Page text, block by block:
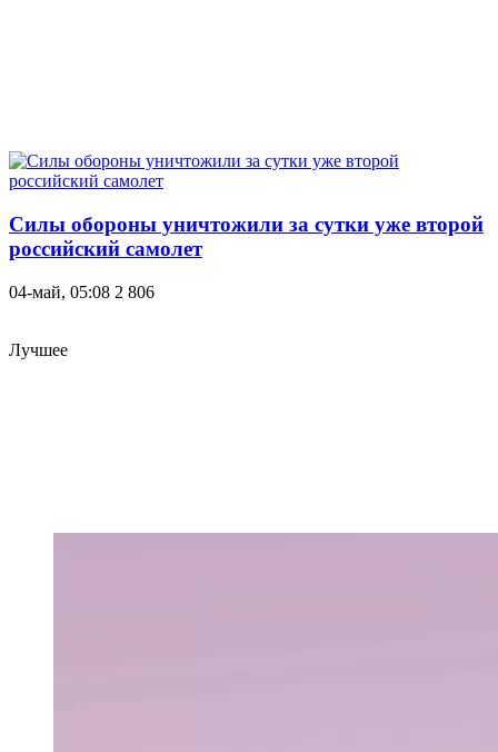
Силы обороны уничтожили за сутки уже второй
российский самолет
04-май, 05:08 2 806
Лучшее